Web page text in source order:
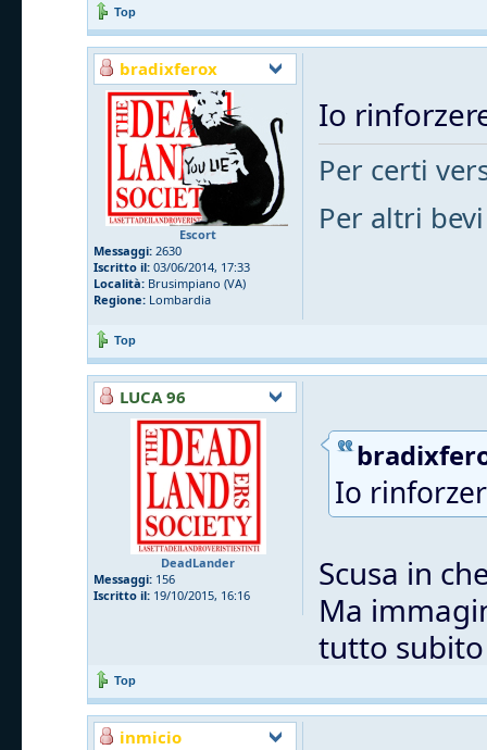
Top
bradixferox
Escort
Messaggi: 2630
Iscritto il: 03/06/2014, 17:33
Località: Brusimpiano (VA)
Regione: Lombardia
Io
Per certi
Per altri bevi
Top
LUCA 96
DeadLander
Messaggi: 156
Iscritto il: 19/10/2015, 16:16
Io
Scusa in
Ma
tutto
Top
inmicio